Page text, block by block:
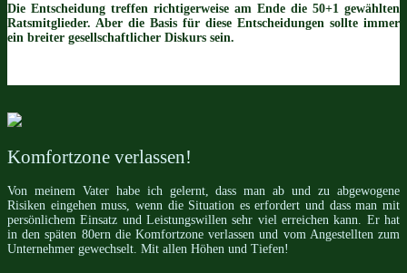
Die Entscheidung treffen richtigerweise am Ende die 50+1 gewählten
Ratsmitglieder. Aber die Basis für diese Entscheidungen sollte immer
ein breiter gesellschaftlicher Diskurs sein.
Komfortzone verlassen!
Von meinem Vater habe ich gelernt, dass man ab und zu abgewogene
Risiken eingehen muss, wenn die Situation es erfordert und dass man mit
persönlichem Einsatz und Leistungswillen sehr viel erreichen kann. Er hat
in den späten 80ern die Komfortzone verlassen und vom Angestellten zum
Unternehmer gewechselt. Mit allen Höhen und Tiefen!